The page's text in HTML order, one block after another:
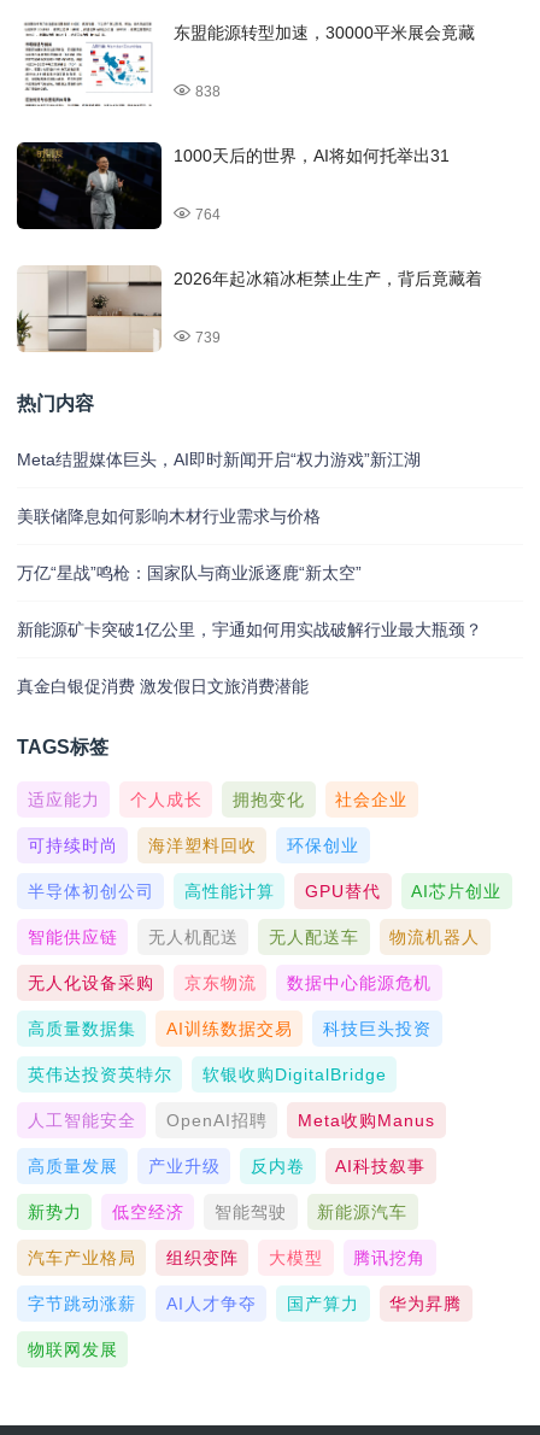
东盟能源转型加速，30000平米展会竟藏
838
1000天后的世界，AI将如何托举出31
764
2026年起冰箱冰柜禁止生产，背后竟藏着
739
热门内容
Meta结盟媒体巨头，AI即时新闻开启“权力游戏”新江湖
美联储降息如何影响木材行业需求与价格
万亿“星战”鸣枪：国家队与商业派逐鹿“新太空”
新能源矿卡突破1亿公里，宇通如何用实战破解行业最大瓶颈？
真金白银促消费 激发假日文旅消费潜能
TAGS标签
适应能力 个人成长 拥抱变化 社会企业
可持续时尚 海洋塑料回收 环保创业
半导体初创公司 高性能计算 GPU替代 AI芯片创业
智能供应链 无人机配送 无人配送车 物流机器人
无人化设备采购 京东物流 数据中心能源危机
高质量数据集 AI训练数据交易 科技巨头投资
英伟达投资英特尔 软银收购DigitalBridge
人工智能安全 OpenAI招聘 Meta收购Manus
高质量发展 产业升级 反内卷 AI科技叙事
新势力 低空经济 智能驾驶 新能源汽车
汽车产业格局 组织变阵 大模型 腾讯挖角
字节跳动涨薪 AI人才争夺 国产算力 华为昇腾
物联网发展